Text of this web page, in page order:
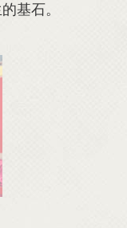
基石。